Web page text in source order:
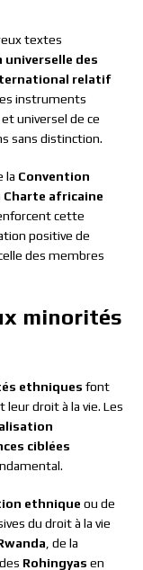
textes
universelle des
relatif
instruments
universel de ce
sans distinction.
la Convention
Charte africaine
cette
positive de
des membres
minorités
ethniques font
leur droit à la vie. Les
ciblées
ethnique ou de
du droit à la vie
, de la
Rohingyas en